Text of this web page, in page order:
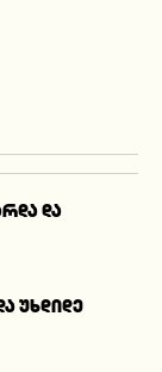
და
უხდიდე